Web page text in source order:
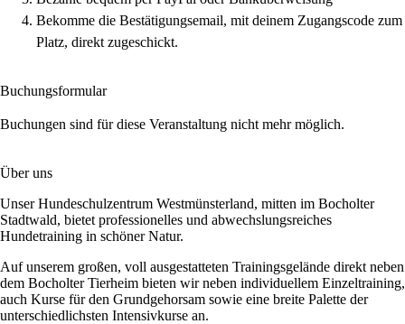
Bekomme die Bestätigungsemail, mit deinem Zugangscode zum
Platz, direkt zugeschickt.
Buchungsformular
Buchungen sind für diese Veranstaltung nicht mehr möglich.
Über uns
Unser Hundeschulzentrum Westmünsterland, mitten im Bocholter
Stadtwald, bietet professionelles und abwechslungsreiches
Hundetraining in schöner Natur.
Auf unserem großen, voll ausgestatteten Trainingsgelände direkt neben
dem Bocholter Tierheim bieten wir neben individuellem Einzeltraining,
auch Kurse für den Grundgehorsam sowie eine breite Palette der
unterschiedlichsten Intensivkurse an.